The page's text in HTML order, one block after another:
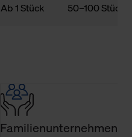
Ab 1 Stück 50–100 Stück
Familienunternehmen